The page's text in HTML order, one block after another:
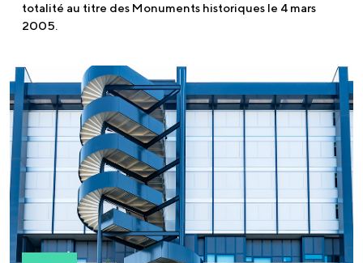
totalité au titre des Monuments historiques le 4 mars
2005.